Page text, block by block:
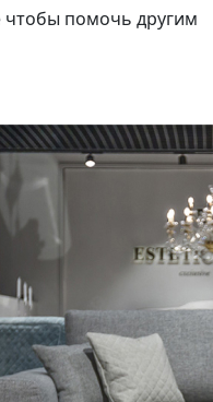
помочь другим